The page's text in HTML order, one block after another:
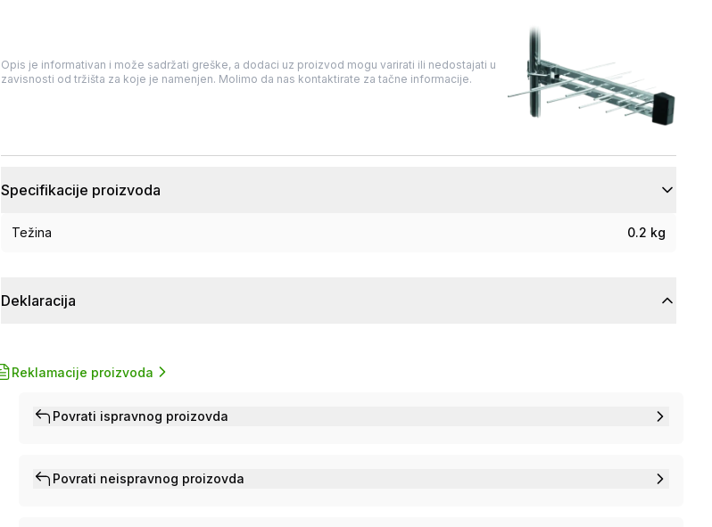
Opis je informativan i može sadržati greške, a dodaci uz proizvod mogu varirati ili nedostajati u
zavisnosti od tržišta za koje je namenjen. Molimo da nas kontaktirate za tačne informacije.
Specifikacije proizvoda
Težina 0.2 kg
Deklaracija
Reklamacije proizvoda
Povrati ispravnog proizovda
Povrati neispravnog proizovda